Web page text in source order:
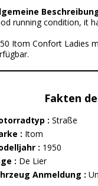
running condition, it
Itom Confort Ladies
Fakten
: Straße
: Itom
: 1950
: De Lier
Anmeldung :